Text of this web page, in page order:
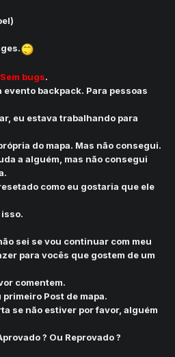
bugs.
backpack. Para pessoas
eu estava trabalhando para
do mapa. Mas não consegui.
a alguém, mas não consegui
como eu gostaria que ele
sei se vou continuar com meu
para vocês que gostem de um
comentem.
Post de mapa.
se não estiver por favor, alguém
? Ou Reprovado ?